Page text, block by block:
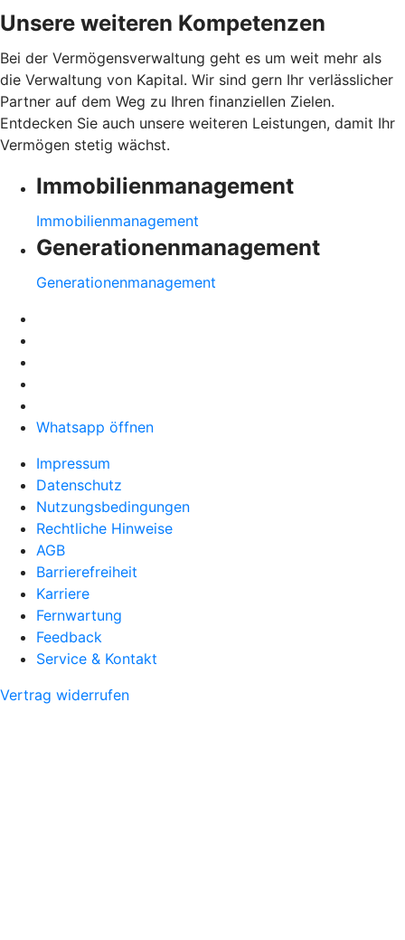
Unsere weiteren Kompetenzen
Bei der Vermögensverwaltung geht es um weit mehr als
die Verwaltung von Kapital. Wir sind gern Ihr verlässlicher
Partner auf dem Weg zu Ihren finanziellen Zielen.
Entdecken Sie auch unsere weiteren Leistungen, damit Ihr
Vermögen stetig wächst.
Immobilienmanagement
Immobilienmanagement
Generationenmanagement
Generationenmanagement
Whatsapp öffnen
Impressum
Datenschutz
Nutzungsbedingungen
Rechtliche Hinweise
AGB
Barrierefreiheit
Karriere
Fernwartung
Feedback
Service & Kontakt
Vertrag widerrufen